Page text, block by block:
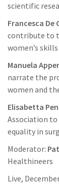
scientific
Francesca De
contribute to
women’s
Manuela
narrate the
women and
Elisabetta
Association
equality in
Moderator:
Healthineers
Live,